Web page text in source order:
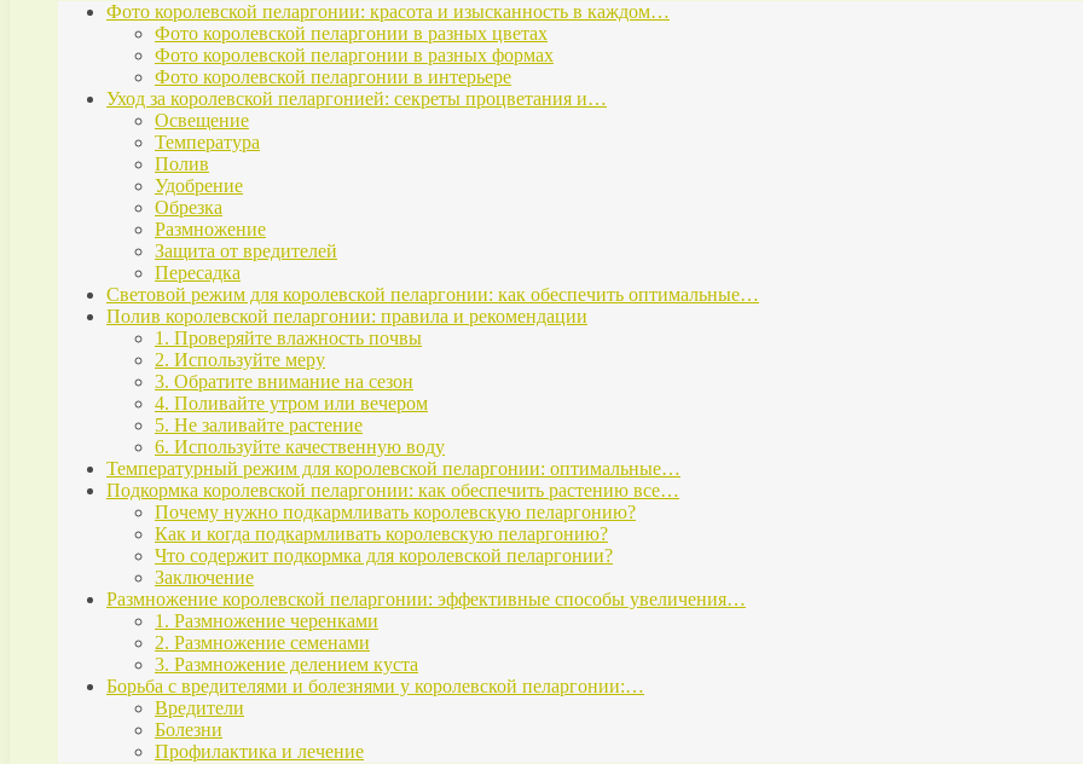
Фото королевской пеларгонии: красота и изысканность в каждом…
Фото королевской пеларгонии в разных цветах
Фото королевской пеларгонии в разных формах
Фото королевской пеларгонии в интерьере
Уход за королевской пеларгонией: секреты процветания и…
Освещение
Температура
Полив
Удобрение
Обрезка
Размножение
Защита от вредителей
Пересадка
Световой режим для королевской пеларгонии: как обеспечить оптимальные…
Полив королевской пеларгонии: правила и рекомендации
1. Проверяйте влажность почвы
2. Используйте меру
3. Обратите внимание на сезон
4. Поливайте утром или вечером
5. Не заливайте растение
6. Используйте качественную воду
Температурный режим для королевской пеларгонии: оптимальные…
Подкормка королевской пеларгонии: как обеспечить растению все…
Почему нужно подкармливать королевскую пеларгонию?
Как и когда подкармливать королевскую пеларгонию?
Что содержит подкормка для королевской пеларгонии?
Заключение
Размножение королевской пеларгонии: эффективные способы увеличения…
1. Размножение черенками
2. Размножение семенами
3. Размножение делением куста
Борьба с вредителями и болезнями у королевской пеларгонии:…
Вредители
Болезни
Профилактика и лечение